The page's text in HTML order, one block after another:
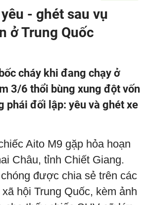
- ghét sau vụ
ở Trung Quốc
cháy khi đang chạy ở
3/6 thổi bùng xung đột vốn
phái đối lập: yêu và ghét xe
Aito M9 gặp hỏa hoạn
Châu, tỉnh Chiết Giang.
được chia sẻ trên các
hội Trung Quốc, kèm ảnh